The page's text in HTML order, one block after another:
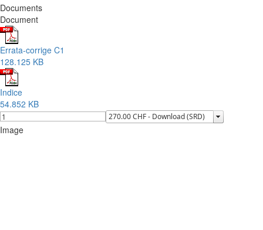
Documents
Document
Errata-corrige C1
128.125 KB
Indice
54.852 KB
Image